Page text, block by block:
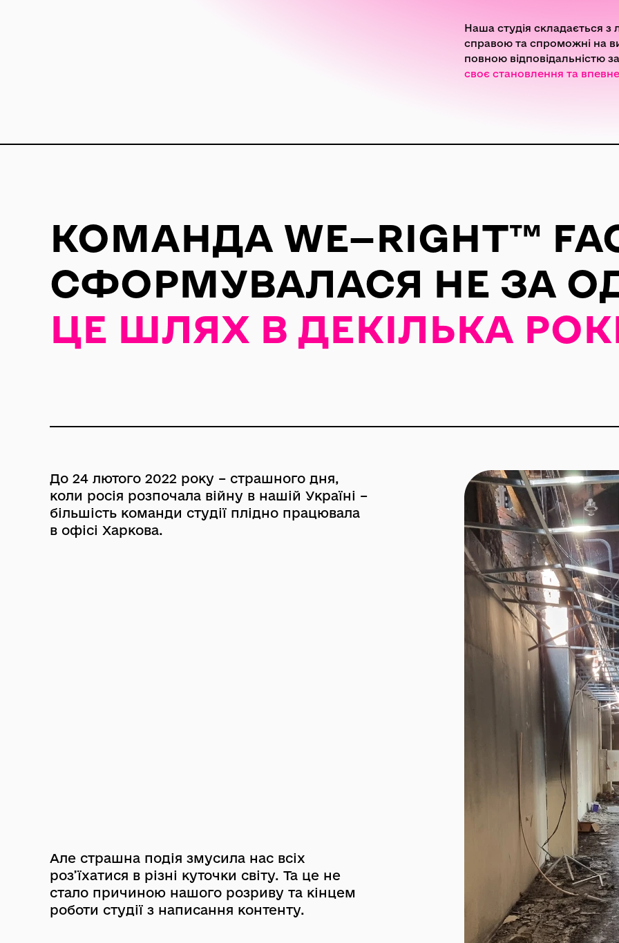
Наша студія складається з
справою та спроможні на
повною відповідальністю
своє становлення та
КОМАНДА WE—RIGHT™
СФОРМУВАЛАСЯ НЕ ЗА
ЦЕ ШЛЯХ В ДЕКІЛЬКА
До 24 лютого 2022 року – страшного дня,
коли росія розпочала війну в нашій Україні –
більшість команди студії плідно працювала
в офісі Харкова.
Але страшна подія змусила нас всіх
роз’їхатися в різні куточки світу. Та це не
стало причиною нашого розриву та кінцем
роботи студії з написання контенту.